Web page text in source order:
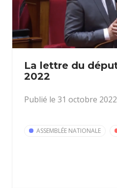
La lettre du
2022
Publié le 31 octobre 2022
ASSEMBLÉE NATIONALE